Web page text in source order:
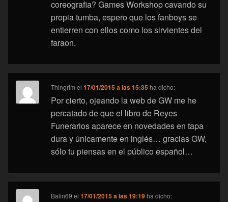
coreografia? Games Workshop cavando su
propia tumba, espero que los fanboys se
entierren con ellos como los sirvientes del
faraon.
Thingrim el17/01/2015 a las 15:35 ha dicho:
Por cierto, ojeando la web de GW me he
percatado de que el libro de Reyes
Funerarios aparece en novedades en tapa
dura y únicamente en inglés… gracias GW,
sólo tu piensas en el público español…
Balin69 el17/01/2015 a las 19:19 ha dicho: